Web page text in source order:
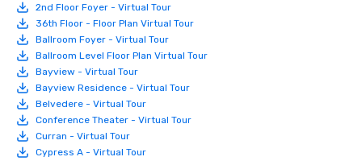
2nd Floor Foyer - Virtual Tour
36th Floor - Floor Plan Virtual Tour
Ballroom Foyer - Virtual Tour
Ballroom Level Floor Plan Virtual Tour
Bayview - Virtual Tour
Bayview Residence - Virtual Tour
Belvedere - Virtual Tour
Conference Theater - Virtual Tour
Curran - Virtual Tour
Cypress A - Virtual Tour